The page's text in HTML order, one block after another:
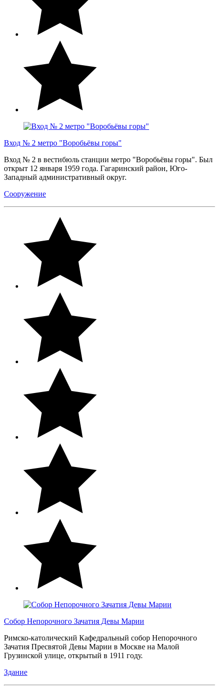
Вход № 2 метро "Воробьёвы горы"
Вход № 2 в вестибюль станции метро "Воробьёвы горы". Был
открыт 12 января 1959 года. Гагаринский район, Юго-
Западный административный округ.
Сооружение
Собор Непорочного Зачатия Девы Марии
Римско-католический Кафедральный собор Непорочного
Зачатия Пресвятой Девы Марии в Москве на Малой
Грузинской улице, открытый в 1911 году.
Здание